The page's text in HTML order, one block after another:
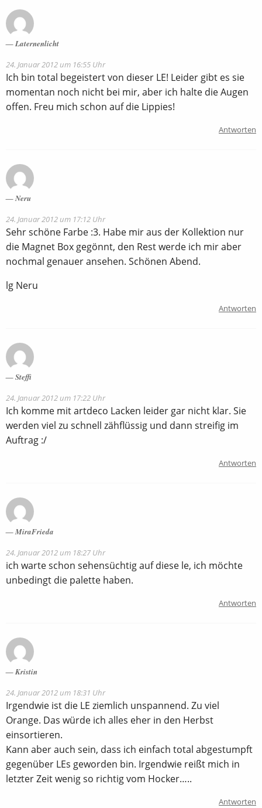
Laternenlicht
24. Januar 2012 um 16:55 Uhr
Ich bin total begeistert von dieser LE! Leider gibt es sie
momentan noch nicht bei mir, aber ich halte die Augen
offen. Freu mich schon auf die Lippies!
Antworten
Neru
24. Januar 2012 um 17:12 Uhr
Sehr schöne Farbe :3. Habe mir aus der Kollektion nur
die Magnet Box gegönnt, den Rest werde ich mir aber
nochmal genauer ansehen. Schönen Abend.
lg Neru
Antworten
Steffi
24. Januar 2012 um 17:22 Uhr
Ich komme mit artdeco Lacken leider gar nicht klar. Sie
werden viel zu schnell zähflüssig und dann streifig im
Auftrag :/
Antworten
MiraFrieda
24. Januar 2012 um 18:27 Uhr
ich warte schon sehensüchtig auf diese le, ich möchte
unbedingt die palette haben.
Antworten
Kristin
24. Januar 2012 um 18:31 Uhr
Irgendwie ist die LE ziemlich unspannend. Zu viel
Orange. Das würde ich alles eher in den Herbst
einsortieren.
Kann aber auch sein, dass ich einfach total abgestumpft
gegenüber LEs geworden bin. Irgendwie reißt mich in
letzter Zeit wenig so richtig vom Hocker…..
Antworten